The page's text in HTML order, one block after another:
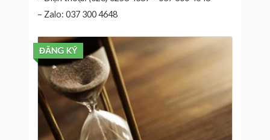
– Zalo: 037 300 4648
ĐĂNG KÝ